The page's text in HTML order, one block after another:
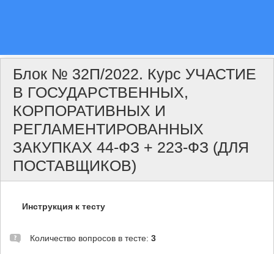
Блок № 32П/2022. Курс УЧАСТИЕ
В ГОСУДАРСТВЕННЫХ,
КОРПОРАТИВНЫХ И
РЕГЛАМЕНТИРОВАННЫХ
ЗАКУПКАХ 44-ФЗ + 223-ФЗ (ДЛЯ
ПОСТАВЩИКОВ)
Инструкция к тесту
Количество вопросов в тесте: 3